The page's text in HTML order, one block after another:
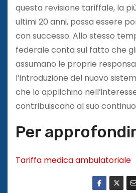
questa revisione tariffale, la
ultimi 20 anni, possa essere
con successo. Allo stesso
federale conta sul fatto che
assumano le proprie
l’introduzione del nuovo
che lo applichino
contribuiscano al suo
Per
Tariffa medica ambulatoriale